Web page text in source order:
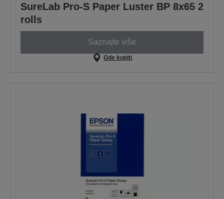
SureLab Pro-S Paper Luster BP 8x65 2
rolls
Saznajte više
Gde kupiti